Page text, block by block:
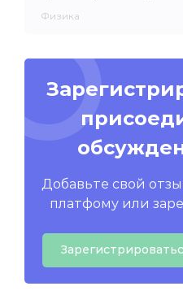
Физика
Добавьте свой
платфому или